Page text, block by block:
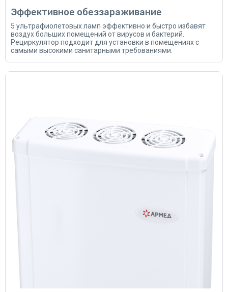
Эффективное обеззараживание
5 ультрафиолетовых ламп эффективно и быстро избавят
воздух больших помещений от вирусов и бактерий.
Рециркулятор подходит для установки в помещениях с
самыми высокими санитарными требованиями.